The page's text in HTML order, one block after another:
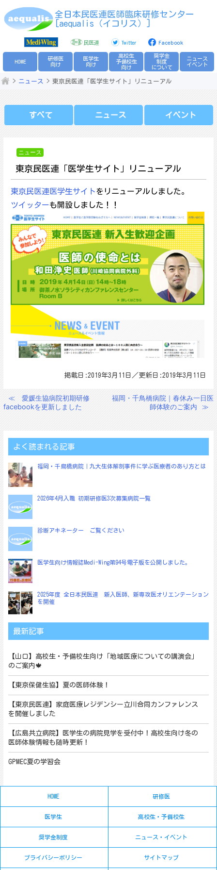
to
全日本民医連医師臨床研修センター
[aequalis（イコリス）]
民医連 Twitter Facebook
HOME
研修医
向け
医学生
向け
高校生
予備校生
向け
奨学金
制度
について
ニュース
イベント
ニュース 東京民医連「医学生サイト」リニューアル
すべて ニュース イベント
ニュース
東京民医連「医学生サイト」リニューアル
東京民医連医学生サイトをリニューアルしました。
ツイッターも開設しました！！
掲載日:2019年3月11日／更新日:2019年3月11日
投
ゲ
ー
シ
ョ
ン
≪
愛媛生協病院初期研修
facebookを更新しました
福岡・千鳥橋病院｜春休み一日医
師体験のご案内
≫
よく読まれる記事
福岡・千鳥橋病院｜九大生体解剖事件に学ぶ医療者のあり方とは
2026年4月入職 初期研修医3次募集病院一覧
診断アキネーター ご覧ください
医学生向け情報誌Medi-Wing第94号電子版を公開しました。
2025年度 全日本民医連 新入医師、新専攻医オリエンテーション
を開催
最新記事
【山口】高校生・予備校生向け「地域医療についての講演会」
のご案内🍁
【東京保健生協】夏の医師体験！
【東京民医連】家庭医療レジデンシー立川合同カンファレンス
を開催しました
【広島共立病院】医学生の病院見学を受付中！高校生向け冬の
医師体験情報も随時更新！
GPMEC夏の学習会
HOME 研修医
医学生 高校生・予備校生
奨学金制度 ニュース・イベント
プライバシーポリシー サイトマップ